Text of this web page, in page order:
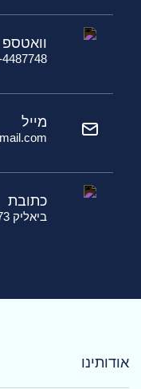
וואטספ
מייל
כתובת
ביאליק 73, חדרה
אודותינו